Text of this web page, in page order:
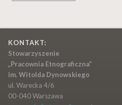
KONTAKT:
Stowarzyszenie
„Pracownia Etnograficzna”
im. Witolda Dynowskiego
ul. Warecka 4/6
00-040 Warszawa